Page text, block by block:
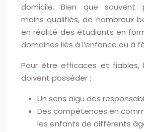
domicile. Bien que souvent
moins qualifiés, de nombreux
en réalité des étudiants en
domaines liés à l’enfance ou à
Pour être efficaces et fiables,
doivent posséder :
Un sens aigu des
Des compétences en
les enfants de différents